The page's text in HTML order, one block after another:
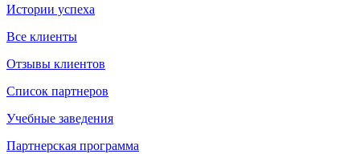
Истории успеха
Все клиенты
Отзывы клиентов
Список партнеров
Учебные заведения
Партнерская программа